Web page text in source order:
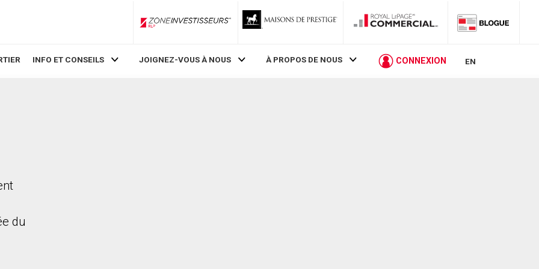
ZoneInvestisseurs RLP
INFO ET CONSEILS JOIGNEZ-VOUS À NOUS À PROPOS DE NOUS CONNEXION EN
du